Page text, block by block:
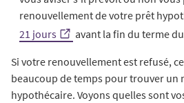
renouvellement de votre prêt
21 jours
avant la fin du terme
Si votre renouvellement est refusé,
beaucoup de temps pour trouver un
hypothécaire. Voyons quelles sont